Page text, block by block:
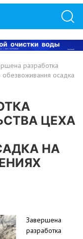
разработка
обезвоживания осадка
ЦЕХА
НА
Завершена
разработка